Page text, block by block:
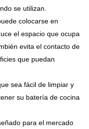
se utilizan.
colocarse en
el espacio que ocupa
evita el contacto de
que puedan
sea fácil de limpiar y
su batería de cocina
para el mercado